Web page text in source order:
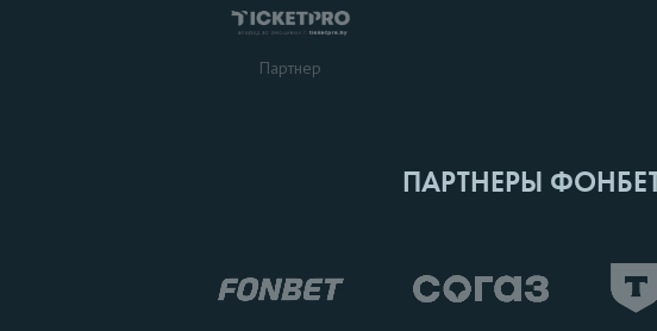
Партнер
ПАРТНЕРЫ